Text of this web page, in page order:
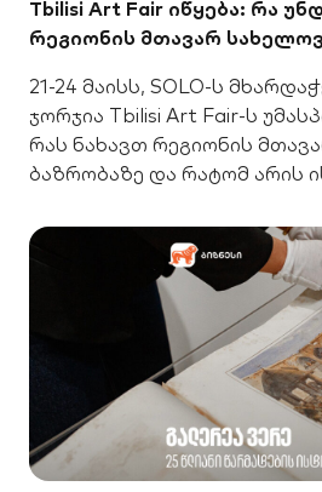
Tbilisi Art Fair იწყება: რა
რეგიონის მთავარ
21-24 მაისს, SOLO-ს
ჯორჯია Tbilisi Art Fair-ს
რას ნახავთ რეგიონის
ბაზრობაზე და რატომ არის